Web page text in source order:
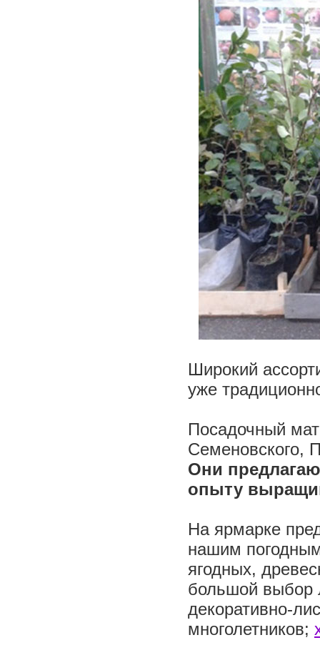
Широкий
уже
Посадочный
Семеновского,
Они
опыту
На ярмарке
нашим
ягодных,
большой выбор
декоративно-
многолетников;